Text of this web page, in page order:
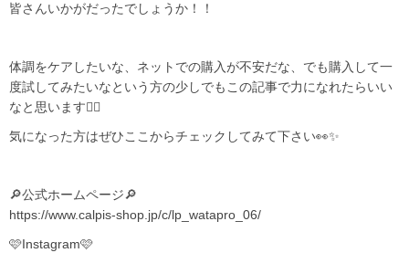
皆さんいかがだったでしょうか！！
体調をケアしたいな、ネットでの購入が不安だな、でも購入して一
度試してみたいなという方の少しでもこの記事で力になれたらいい
なと思います✊🏻
気になった方はぜひここからチェックしてみて下さい👀✨️
🔎公式ホームページ🔎
https://www.calpis-shop.jp/c/lp_watapro_06/
🩷Instagram🩷